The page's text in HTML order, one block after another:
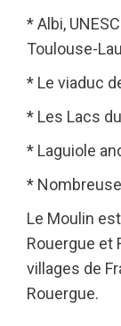
* Albi,
Toulouse-
* Le viaduc
* Les Lacs
* Laguiole
*
Le Moulin
Rouergue et
villages de
Rouergue.